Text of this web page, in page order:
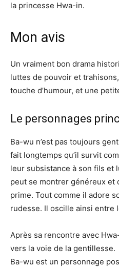
la princesse Hwa-in.
Mon avis
Un vraiment bon drama
luttes de pouvoir et
touche d’humour, et une
Le personnages
Ba-wu n’est pas toujours
fait longtemps qu’il survit
leur subsistance à son fils et
peut se montrer généreux
prime. Tout comme il adore
rudesse. Il oscille ainsi entre
Après sa rencontre avec
vers la voie de la gentillesse.
Ba-wu est un personnage